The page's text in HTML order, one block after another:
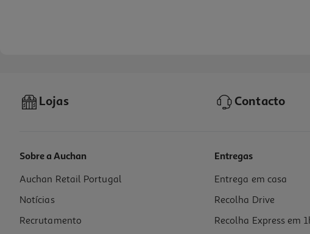
Vidro Temperado Qilive 2.5d Iphone 16 Plus/15 Plus
4.99 €/un
4,99 €
Lojas Contacto
Sobre a Auchan
Auchan Retail Portugal
Notícias
Recrutamento
Entregas
Entrega em casa
Recolha Drive
Recolha Express em